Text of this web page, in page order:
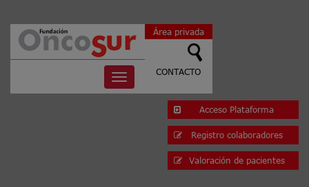
Toggle
navigation
Área privada
CONTACTO
Acceso Plataforma
Registro colaboradores
Valoración de pacientes